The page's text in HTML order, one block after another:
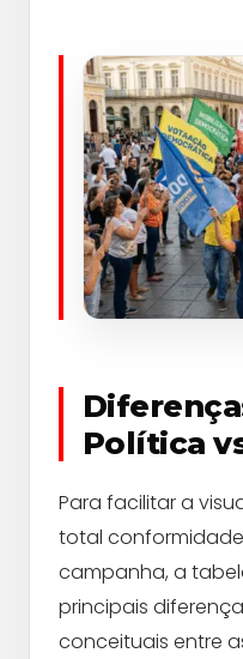
Política
Para facilitar a
total
campanha, a
principais
conceituais entre